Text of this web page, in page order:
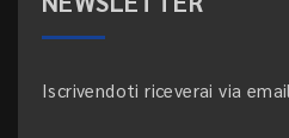
Iscrivendoti riceverai via